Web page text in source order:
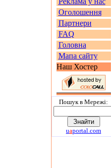
Оголошення
Партнери
FAQ
Головна
Мапа сайту
Наш Хостер
Пошук в Мережi:
uaportal.com